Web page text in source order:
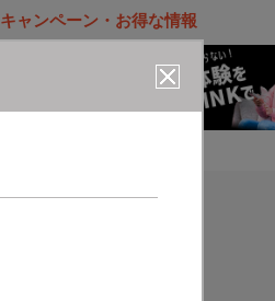
キャンペーン・お得な情報